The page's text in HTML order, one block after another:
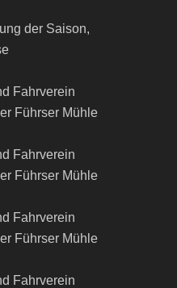
der Saison,
Fahrverein
Führser Mühle
Fahrverein
Führser Mühle
Fahrverein
Führser Mühle
Fahrverein